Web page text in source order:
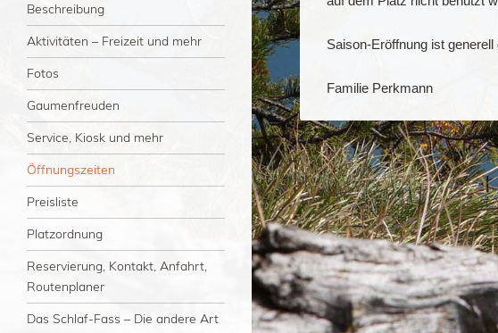
Menü
Zum Inhalt springen
Beschreibung
Aktivitäten – Freizeit und mehr
Fotos
Gaumenfreuden
Service, Kiosk und mehr
Öffnungszeiten
Preisliste
Platzordnung
Reservierung, Kontakt, Anfahrt,
Routenplaner
Das Schlaf-Fass – Die andere Art
Saison-Eröffnung ist
Familie Perkmann